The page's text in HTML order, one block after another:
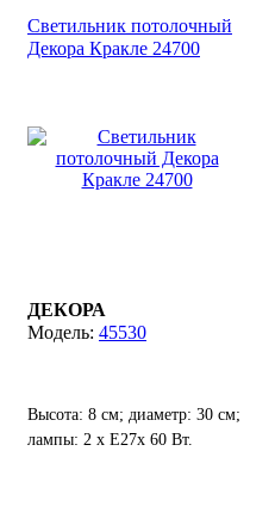
Светильник потолочный
Декора Кракле 24700
ДЕКОРА
45530
Высота: 8 см; диаметр: 30 см;
лампы: 2 х E27х 60 Вт.